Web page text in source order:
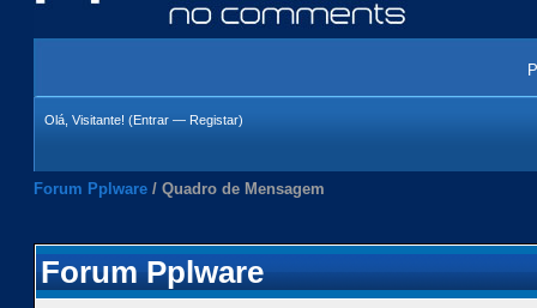
Olá, Visitante! (Entrar — Registar)
Forum Pplware / Quadro de Mensagem
Forum Pplware